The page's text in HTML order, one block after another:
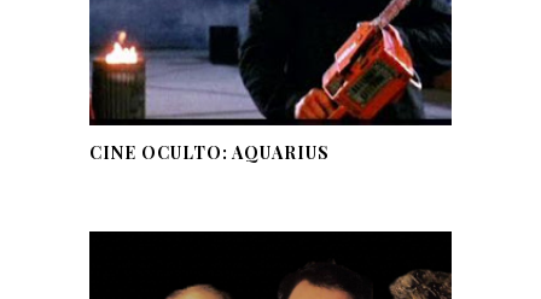
CINE OCULTO: AQUARIUS